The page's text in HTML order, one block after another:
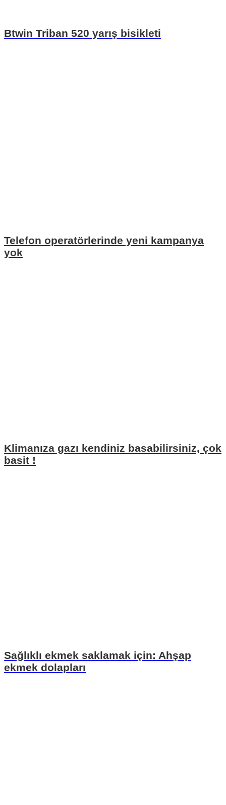
Btwin Triban 520 yarış bisikleti
Telefon operatörlerinde yeni kampanya
yok
Klimanıza gazı kendiniz basabilirsiniz, çok
basit !
Sağlıklı ekmek saklamak için: Ahşap
ekmek dolapları